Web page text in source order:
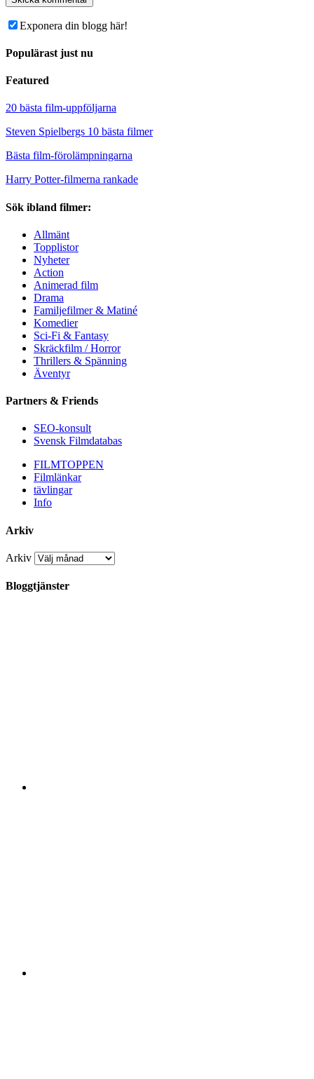
Exponera din blogg här!
Populärast just nu
Featured
20 bästa film-uppföljarna
Steven Spielbergs 10 bästa filmer
Bästa film-förolämpningarna
Harry Potter-filmerna rankade
Sök ibland filmer:
Allmänt
Topplistor
Nyheter
Action
Animerad film
Drama
Familjefilmer & Matiné
Komedier
Sci-Fi & Fantasy
Skräckfilm / Horror
Thrillers & Spänning
Äventyr
Partners & Friends
SEO-konsult
Svensk Filmdatabas
FILMTOPPEN
Filmlänkar
tävlingar
Info
Arkiv
Arkiv
Bloggtjänster